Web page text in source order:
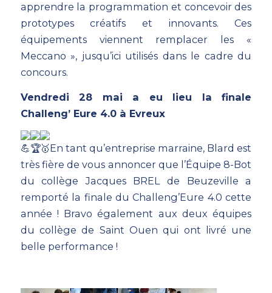
apprendre la programmation et concevoir des
prototypes créatifs et innovants. Ces
équipements viennent remplacer les «
Meccano », jusqu’ici utilisés dans le cadre du
concours.
Vendredi 28 mai a eu lieu la finale
Challeng’ Eure 4.0 à Evreux
En tant qu’entreprise marraine, Blard est
très fière de vous annoncer que l’Équipe 8-Bot
du collège Jacques BREL de Beuzeville a
remporté la finale duChalleng’Eure 4.0 cette
année ! Bravo également aux deux équipes
du collège de Saint Ouen qui ont livré une
belle performance !